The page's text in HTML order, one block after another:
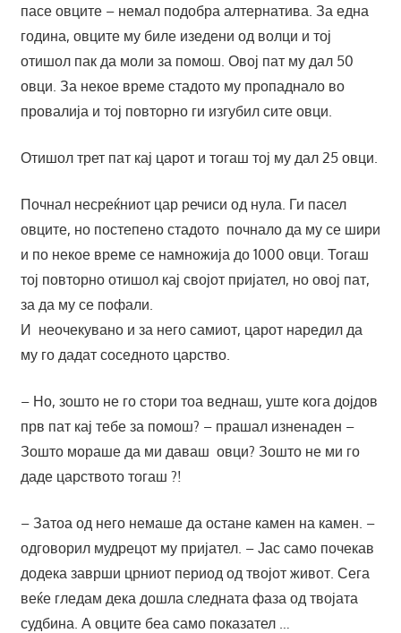
пасе овците – немал подобра алтернатива. За една
година, овците му биле изедени од волци и тој
отишол пак да моли за помош. Овој пат му дал 50
овци. За некое време стадото му пропаднало во
провалија и тој повторно ги изгубил сите овци.
Отишол трет пат кај царот и тогаш тој му дал 25 овци.
Почнал несреќниот цар речиси од нула. Ги пасел
овците, но постепено стадото почнало да му се шири
и по некое време се намножија до 1000 овци. Тогаш
тој повторно отишол кај својот пријател, но овој пат,
за да му се пофали.
И неочекувано и за него самиот, царот наредил да
му го дадат соседното царство.
– Но, зошто не го стори тоа веднаш, уште кога дојдов
прв пат кај тебе за помош? – прашал изненаден –
Зошто мораше да ми даваш овци? Зошто не ми го
даде царството тогаш ?!
– Затоа од него немаше да остане камен на камен. –
одговорил мудрецот му пријател. – Јас само почекав
додека заврши црниот период од твојот живот. Сега
веќе гледам дека дошла следната фаза од твојата
судбина. А овците беа само показател …